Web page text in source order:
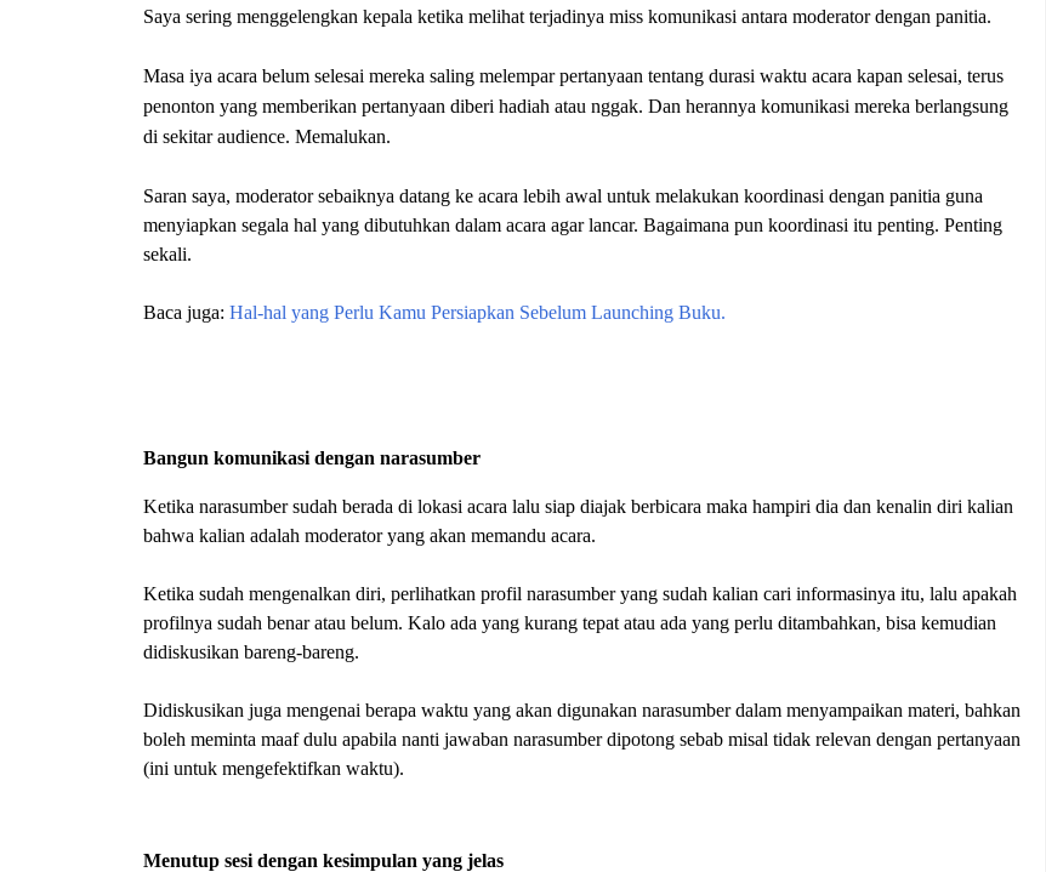
Saya sering menggelengkan kepala ketika melihat terjadinya miss komunikasi antara moderator dengan panitia.
Masa iya acara belum selesai mereka saling melempar pertanyaan tentang durasi waktu acara kapan selesai, terus
penonton yang memberikan pertanyaan diberi hadiah atau nggak. Dan herannya komunikasi mereka berlangsung
di sekitar audience. Memalukan.
Saran saya, moderator sebaiknya datang ke acara lebih awal untuk melakukan koordinasi dengan panitia guna
menyiapkan segala hal yang dibutuhkan dalam acara agar lancar. Bagaimana pun koordinasi itu penting. Penting
sekali.
Baca juga: Hal-hal yang Perlu Kamu Persiapkan Sebelum Launching Buku.
Bangun komunikasi dengan narasumber
Ketika narasumber sudah berada di lokasi acara lalu siap diajak berbicara maka hampiri dia dan kenalin diri kalian
bahwa kalian adalah moderator yang akan memandu acara.
Ketika sudah mengenalkan diri, perlihatkan profil narasumber yang sudah kalian cari informasinya itu, lalu apakah
profilnya sudah benar atau belum. Kalo ada yang kurang tepat atau ada yang perlu ditambahkan, bisa kemudian
didiskusikan bareng-bareng.
Didiskusikan juga mengenai berapa waktu yang akan digunakan narasumber dalam menyampaikan materi, bahkan
boleh meminta maaf dulu apabila nanti jawaban narasumber dipotong sebab misal tidak relevan dengan pertanyaan
(ini untuk mengefektifkan waktu).
Menutup sesi dengan kesimpulan yang jelas